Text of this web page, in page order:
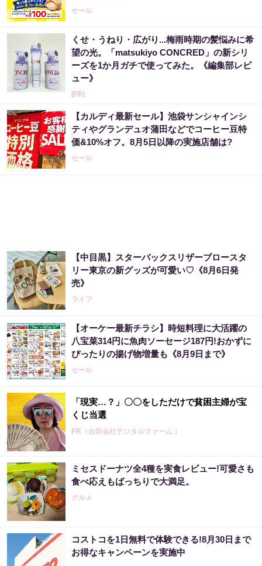
セール
くせ・うねり・広がり...梅雨時期の髪悩みに希
望の光。「matsukiyo CONCRED」の新シリ
ーズを1か月ガチで使ってみた。《編集部レビ
ュー》
[PR]
【カルディ最新セール】池袋サンシャインシ
ティやグランデュオ蒲田などでコーヒー豆特
価&10%オフ。8月5日以降の実施店舗は?
セール
【中目黒】スターバックスリザーブロースタ
リー東京の新グッズが可愛い♡《8月6日発
売》
ライフ
【オーケー最新チラシ】時短料理に大活躍の
八宝菜314円に魚肉ソーセージ187円!おかずに
ぴったりの揚げ物増量も《8月9日まで》
セール
「現実…？」〇〇をしただけで貧困主婦が宝
くじ当選
PR（合同会社デジタルファーム ）
ミセスドーナツ全4種を実食レビュー!可愛さも
食べ応えもばっちりで大満足。
グルメ
コストコを1日無料で体験できる!8月30日まで
お得なキャンペーンを実施中